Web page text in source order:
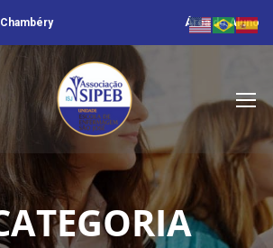
Área do Aluno